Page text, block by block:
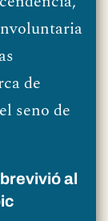
de
seno de
al